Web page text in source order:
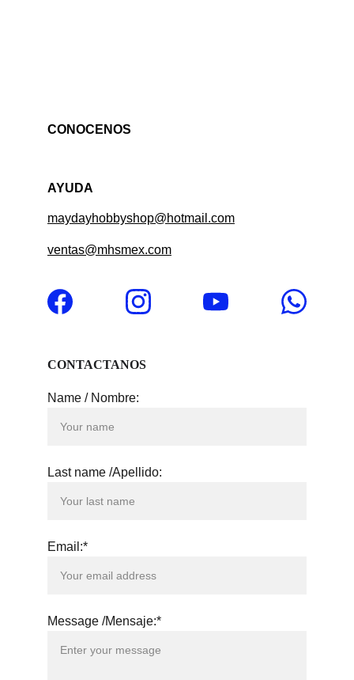
CONOCENOS
AYUDA
maydayhobbyshop@hotmail.com
CONTACTANOS
Name / Nombre:
Last name /Apellido:
Email:*
Message /Mensaje:*
ventas@mhsmex.com